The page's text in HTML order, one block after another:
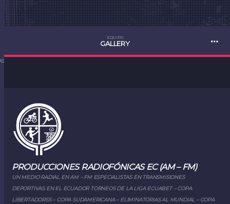
EQUIPO
GALLERY
PRODUCCIONES RADIOFÓNICAS EC (AM – FM)
UN MEDIO RADIAL EN AM – FM ESPECIALISTAS EN TRANSMISIONES
DEPORTIVAS EN EL ECUADOR TORNEOS DE LA LIGA ECUABET – COPA
LIBERTADORSS – COPA SUDAMERICANA – ELIMINATORIAS AL MUNDIAL – COPA